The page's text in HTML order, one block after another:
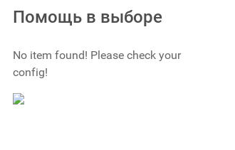
Помощь в выборе
No item found! Please check your
config!